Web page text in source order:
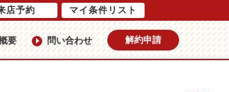
要 問い合わせ 解約申請
店予約 マイ条件リスト